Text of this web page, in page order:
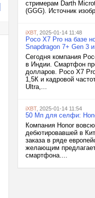
стримерам Darth
(GGG). Источник
iXBT, 2025-01-14 11:48
Poco X7 Pro на базе
Snapdragon 7+ Gen 3
Сегодня компания
в Индии. Смартфон
долларов. Poco X7
1,5К и кадровой
Ultra,...
iXBT, 2025-01-14 11:54
50 Мп для селфи:
Компания Honor
дебютировавшей в
заказа в ряде
желающим
смартфона....